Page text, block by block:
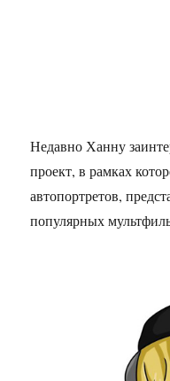
Недавно Ханну
проект, в рамках
автопортретов,
популярных